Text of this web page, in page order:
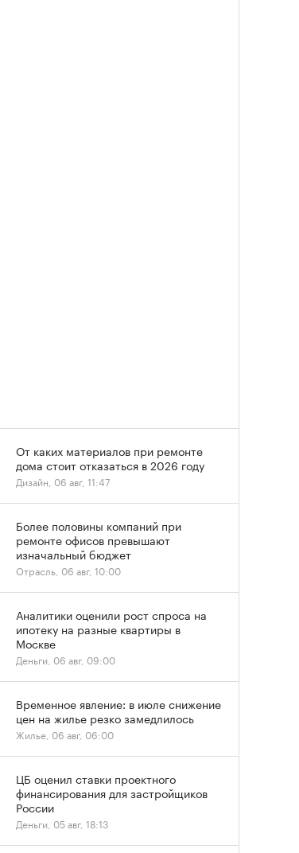
От каких материалов при ремонте
дома стоит отказаться в 2026 году
Дизайн, 06 авг, 11:47
Более половины компаний при
ремонте офисов превышают
изначальный бюджет
Отрасль, 06 авг, 10:00
Аналитики оценили рост спроса на
ипотеку на разные квартиры в
Москве
Деньги, 06 авг, 09:00
Временное явление: в июле снижение
цен на жилье резко замедлилось
Жилье, 06 авг, 06:00
ЦБ оценил ставки проектного
финансирования для застройщиков
России
Деньги, 05 авг, 18:13